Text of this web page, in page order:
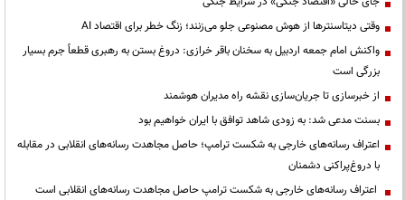
وقتی دیتاسنترها از هوش مصنوعی جلو می‌زنند؛ زنگ خطر برای اقتصاد AI
واکنش امام جمعه اردبیل به سخنان باقر خرازی: دروغ بستن به رهبری قطعاً جرم بسیار
بزرگی است
از خبرسازی تا جریان‌سازی نقشه راه مدیران هوشمند
بسنت مدعی شد: به زودی شاهد توافق با ایران خواهیم بود
اعتراف رسانه‌های خارجی به شکست ترامپ؛ حاصل مجاهدت رسانه‌های انقلابی در مقابله
با دروغ‌پراکنی دشمنان
اعتراف رسانه‌های خارجی به شکست ترامپ حاصل مجاهدت رسانه‌های انقلابی است